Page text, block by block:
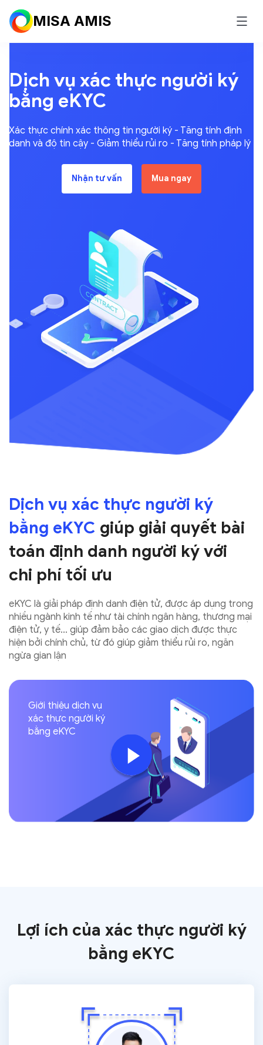
MISA AMIS
Dịch vụ xác thực người ký
bằng eKYC
Xác thực chính xác thông tin người ký - Tăng tính định
danh và độ tin cậy - Giảm thiểu rủi ro - Tăng tính pháp lý
Nhận tư vấn Mua ngay
Dịch vụ xác thực người ký
bằng eKYC giúp giải quyết bài
toán định danh người ký với
chi phí tối ưu
eKYC là giải pháp định danh điện tử, được áp dụng trong
nhiều ngành kinh tế như tài chính ngân hàng, thương mại
điện tử, y tế... giúp đảm bảo các giao dịch được thực
hiện bởi chính chủ, từ đó giúp giảm thiểu rủi ro, ngăn
ngừa gian lận
Giới thiệu dịch vụ
xác thực người ký
bằng eKYC
Lợi ích của xác thực người ký
bằng eKYC